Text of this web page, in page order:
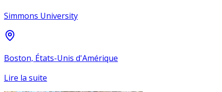
Simmons University
Boston, États-Unis d'Amérique
Lire la suite